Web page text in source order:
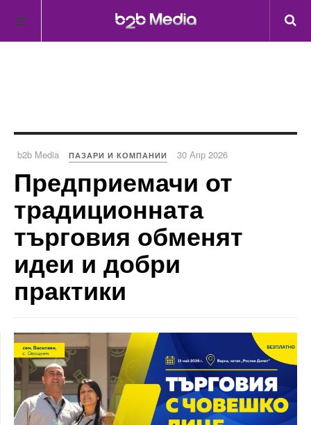
b2b Media ПАЗАРИ И КОМПАНИИ 30 Апр 2026
Предприемачи от
традиционната
търговия обменят
идеи и добри
практики